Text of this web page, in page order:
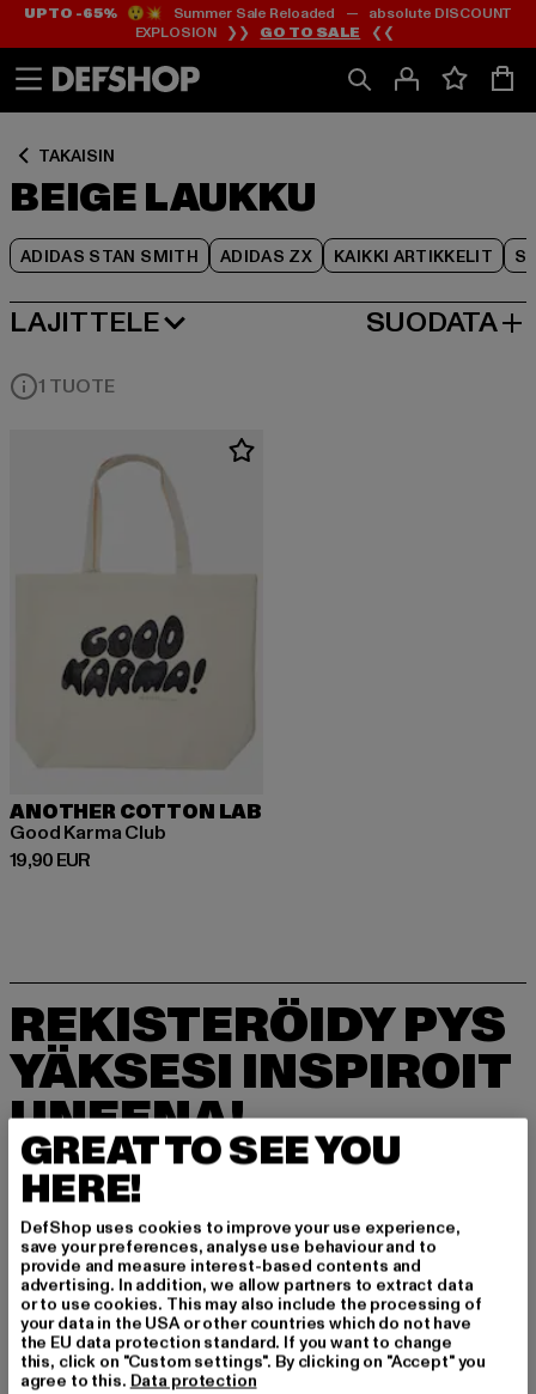
Siirry
Sisältö
Siirry
Footer
UP TO -65%😲💥 Summer Sale Reloaded — absolute DISCOUNT
EXPLOSION ❯❯ GO TO SALE ❮❮
TAKAISIN
BEIGE LAUKKU
ADIDAS STAN SMITH ADIDAS ZX KAIKKI ARTIKKELIT
Siirry
Tuoteruudukko
LAJITTELE
SUOSITUIMMAT SUODATA
1 TUOTE
ANOTHER COTTON LAB
Good Karma Club
19,90 EUR
Ajankohtainen hinta: 19,90 EUR
REKISTERÖIDY PYS
YÄKSESI INSPIROIT
UNEENA!
Tilaa uutiskirjeemme täältä ja saat jatkossa tie
toa DefShopin ajankohtaisista trendeistä, tarjo
uksista ja kupongeista sähköpostitse!
Mistä tuotteista olet kiinnostunut?
MIEHET
NAISET
GREAT TO SEE YOU
HERE!
DefShop uses cookies to improve your use experience,
save your preferences, analyse use behaviour and to
provide and measure interest-based contents and
advertising. In addition, we allow partners to extract data
or to use cookies. This may also include the processing of
your data in the USA or other countries which do not have
the EU data protection standard. If you want to change
this, click on "Custom settings". By clicking on "Accept" you
agree to this. Data protection